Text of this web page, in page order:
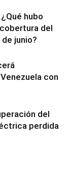
hubo
del
junio?
con
del
perdida